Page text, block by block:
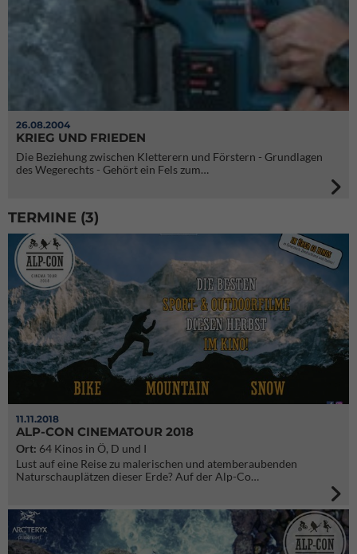
26.08.2004
KRIEG UND FRIEDEN
Die Beziehung zwischen Kletterern und Förstern - Grundlagen
des Wegerechts - Gehört ein Fels zum…
TERMINE (3)
11.11.2018
ALP-CON CINEMATOUR 2018
Ort: 64 Kinos in Ö, D und I
Lust auf eine Reise zu malerischen und atemberaubenden
Naturschauplätzen dieser Erde? Auf der Alp-Co…